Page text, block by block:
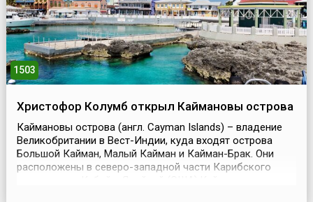
1503
Христофор Колумб открыл Каймановы острова
Каймановы острова (англ. Cayman Islands) – владение
Великобритании в Вест-Индии, куда входят острова
Большой Кайман, Малый Кайман и Кайман-Брак. Они
расположены в северо-западной части Карибского